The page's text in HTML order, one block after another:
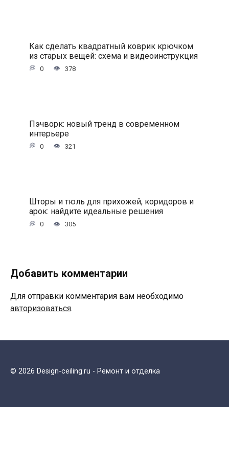
Как сделать квадратный коврик крючком
из старых вещей: схема и видеоинструкция
0 378
Пэчворк: новый тренд в современном
интерьере
0 321
Шторы и тюль для прихожей, коридоров и
арок: найдите идеальные решения
0 305
Добавить комментарии
Для отправки комментария вам необходимо
авторизоваться.
© 2026 Design-ceiling.ru - Ремонт и отделка